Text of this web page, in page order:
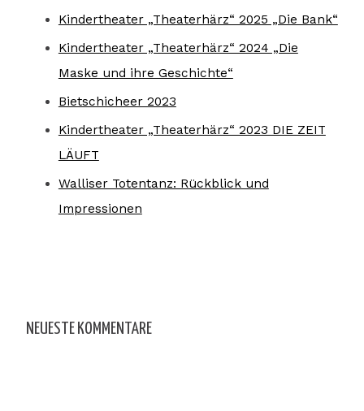
Kindertheater „Theaterhärz“ 2025 „Die Bank“
Kindertheater „Theaterhärz“ 2024 „Die
Maske und ihre Geschichte“
Bietschicheer 2023
Kindertheater „Theaterhärz“ 2023 DIE ZEIT
LÄUFT
Walliser Totentanz: Rückblick und
Impressionen
NEUESTE KOMMENTARE